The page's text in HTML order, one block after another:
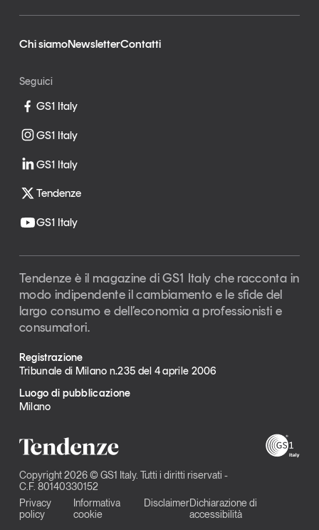
Chi siamoNewsletterContatti
Seguici
GS1 Italy
GS1 Italy
GS1 Italy
Tendenze
GS1 Italy
Tendenze è il magazine di GS1 Italy che racconta in
modo indipendente il cambiamento e le sfide del
largo consumo e dell’economia a professionisti e
consumatori.
Registrazione
Tribunale di Milano n.235 del 4 aprile 2006
Luogo di pubblicazione
Milano
Copyright 2026 © GS1 Italy. Tutti i diritti riservati -
C.F. 80140330152
Privacy
policy
Informativa
cookie
DisclaimerDichiarazione di
accessibilità